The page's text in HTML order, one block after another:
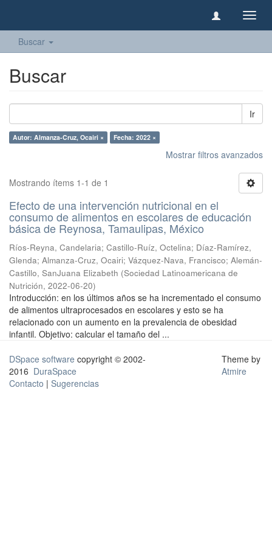
Buscar
Buscar
Ir
Autor: Almanza-Cruz, Ocairi × Fecha: 2022 ×
Mostrar filtros avanzados
Mostrando ítems 1-1 de 1
Efecto de una intervención nutricional en el
consumo de alimentos en escolares de educación
básica de Reynosa, Tamaulipas, México
Ríos-Reyna, Candelaria; Castillo-Ruíz, Octelina; Díaz-Ramírez,
Glenda; Almanza-Cruz, Ocairi; Vázquez-Nava, Francisco; Alemán-
Castillo, SanJuana Elizabeth (Sociedad Latinoamericana de
Nutrición, 2022-06-20)
Introducción: en los últimos años se ha incrementado el consumo
de alimentos ultraprocesados en escolares y esto se ha
relacionado con un aumento en la prevalencia de obesidad
infantil. Objetivo: calcular el tamaño del ...
DSpace software copyright © 2002-
2016 DuraSpace
Contacto | Sugerencias
Theme by
Atmire